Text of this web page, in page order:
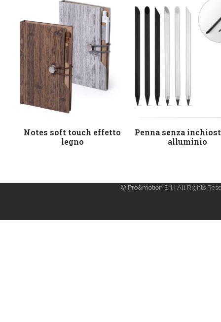
Leggi tutto
Notes soft touch effetto
legno
Leggi tutto
Penna senza
alluminio
© Pro&motion Srl | All Rights